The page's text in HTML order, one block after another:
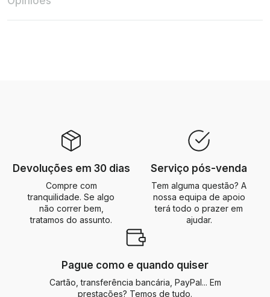
Devoluções em 30 dias
Compre com
tranquilidade. Se algo
não correr bem,
tratamos do assunto.
Serviço pós-venda
Tem alguma questão? A
nossa equipa de apoio
terá todo o prazer em
ajudar.
Pague como e quando quiser
Cartão, transferência bancária, PayPal... Em
prestações? Temos de tudo.